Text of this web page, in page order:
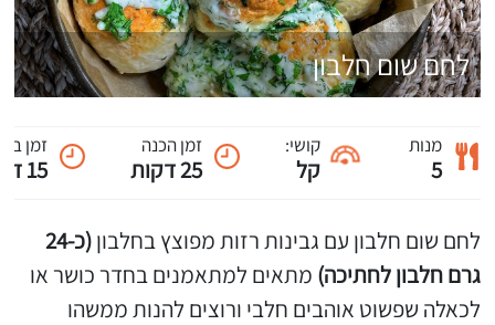
לחם שום חלבון
מנות
5
קושי:
קל
זמן הכנה
25 דקות
זמן
15 דקות
לחם שום חלבון עם גבינות רזות מפוצץ בחלבון
(כ-24
גרם חלבון לחתיכה) מתאים למתאמנים בחדר כושר או
לכאלה שפשוט אוהבים חלבי ורוצים להנות ממשהו